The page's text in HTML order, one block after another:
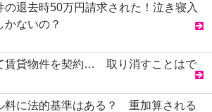
の退去時50万円請求された！泣き寝入
かないの？
賃貸物件を契約… 取り消すことはで
料に法的基準はある？ 重加算される